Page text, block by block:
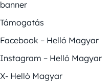
banner
Támogatás
Facebook – Helló Magyar
Instagram – Helló Magyar
X- Helló Magyar